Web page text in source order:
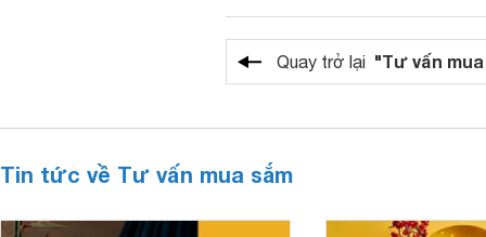
Quay trở lại "Tư vấn
Tin tức về Tư vấn mua sắm